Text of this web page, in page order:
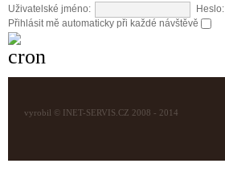
Uživatelské jméno:
Heslo:
Přihlásit mě automaticky při každé návštěvě
vyrobil © INET-SERVIS.CZ 2008 - 2014